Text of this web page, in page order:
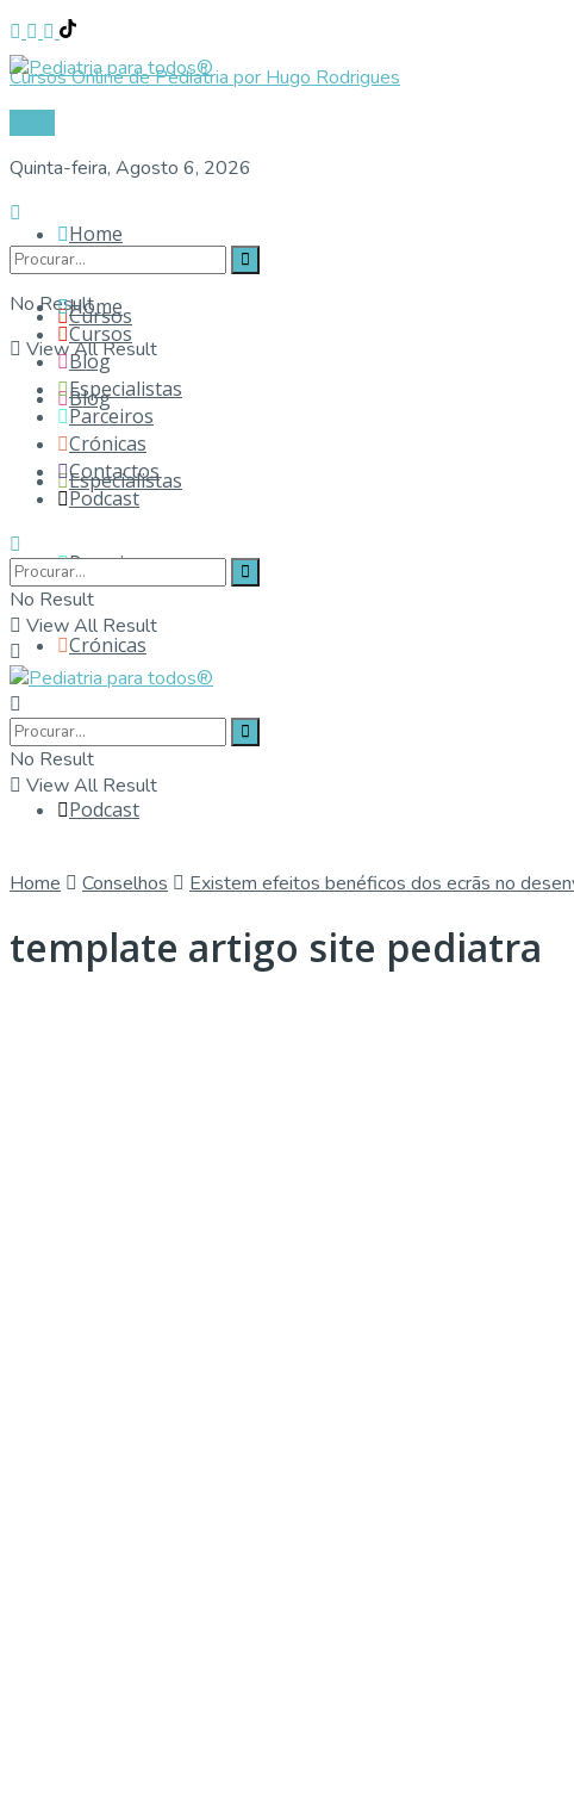
Cursos Online de Pediatria por Hugo Rodrigues
Quinta-feira, Agosto 6, 2026
No Result
View All Result
Home
Cursos
Blog
Especialistas
Parceiros
Crónicas
Contactos
Podcast
Home
Cursos
Blog
Especialistas
Parceiros
Crónicas
Contactos
Podcast
No Result
View All Result
No Result
View All Result
Home Conselhos Existem efeitos benéficos dos ecrãs no
template artigo site pediatra